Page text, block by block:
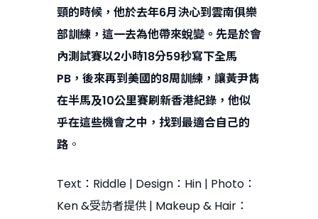
頸的時候，他於去年6月決心到雲南俱樂
部訓練，這一去為他帶來蛻變。先是於會
內測試賽以2小時18分59秒寫下全馬
PB，後來再到美國的8周訓練，讓黃尹雋
在半馬及10公里賽刷新香港紀錄，他似
乎在這些機會之中，找到最適合自己的
路 。
Text：Riddle | Design：Hin | Photo：
Ken &受訪者提供 | Makeup & Hair：